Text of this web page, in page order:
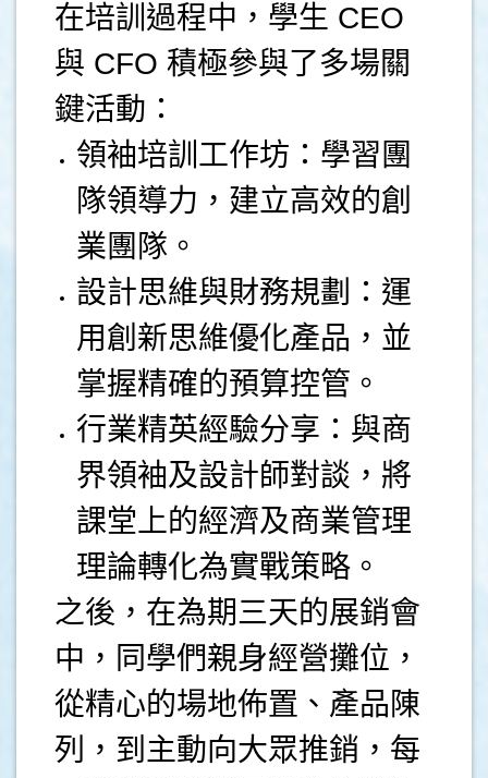
在培訓過程中，學生 CEO
與 CFO 積極參與了多場關
鍵活動：
領袖培訓工作坊：學習團
隊領導力，建立高效的創
業團隊。
設計思維與財務規劃：運
用創新思維優化產品，並
掌握精確的預算控管。
行業精英經驗分享：與商
界領袖及設計師對談，將
課堂上的經濟及商業管理
理論轉化為實戰策略。
之後，在為期三天的展銷會
中，同學們親身經營攤位，
從精心的場地佈置、產品陳
列，到主動向大眾推銷，每